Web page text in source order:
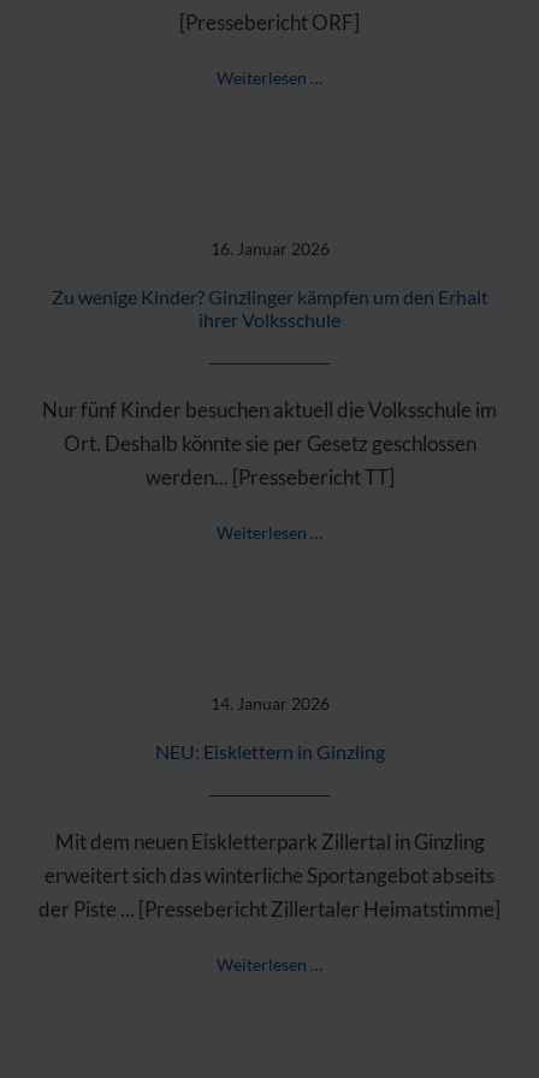
[Pressebericht ORF]
Weiterlesen …
16. Januar 2026
Zu wenige Kinder? Ginzlinger kämpfen um den Erhalt
ihrer Volksschule
Nur fünf Kinder besuchen aktuell die Volksschule im
Ort. Deshalb könnte sie per Gesetz geschlossen
werden... [Pressebericht TT]
Weiterlesen …
14. Januar 2026
NEU: Eisklettern in Ginzling
Mit dem neuen Eiskletterpark Zillertal in Ginzling
erweitert sich das winterliche Sportangebot abseits
der Piste ... [Pressebericht Zillertaler Heimatstimme]
Weiterlesen …